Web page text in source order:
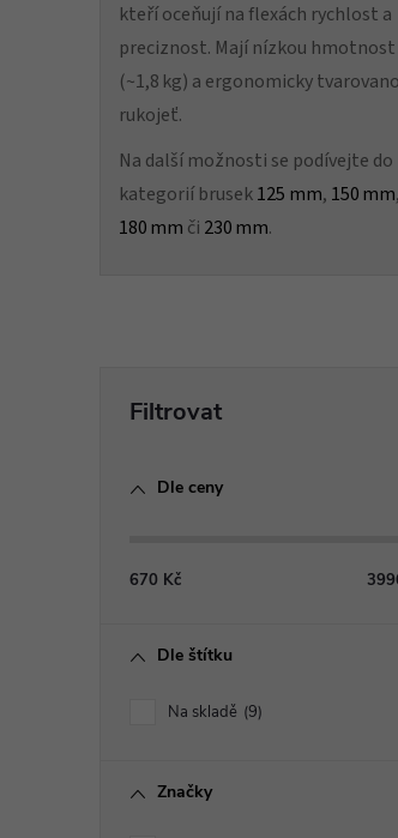
kteří oceňují na flexách rychlost a
preciznost. Mají nízkou hmotnost
(~1,8 kg) a ergonomicky
rukojeť.
Na další možnosti se podívejte do
kategorií brusek125 mm, 150 mm,
180 mm či 230 mm.
Dle ceny
670 Kč
Dle štítku
Na skladě 9
Značky